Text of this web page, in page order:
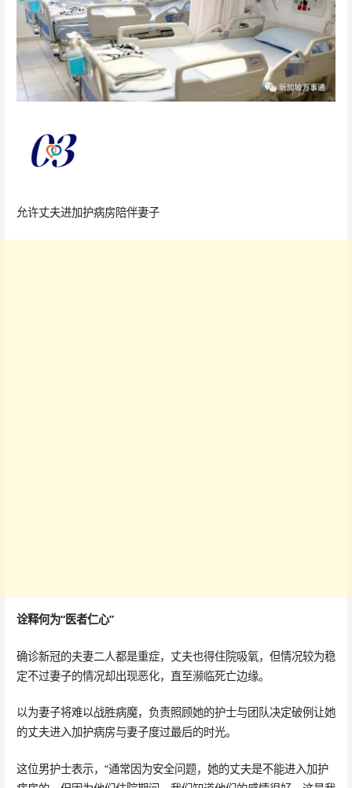
允许丈夫进加护病房陪伴妻子
诠释何为“医者仁心”
确诊新冠的夫妻二人都是重症，丈夫也得住院吸氧，但情况较为稳
定不过妻子的情况却出现恶化，直至濒临死亡边缘。
以为妻子将难以战胜病魔，负责照顾她的护士与团队决定破例让她
的丈夫进入加护病房与妻子度过最后的时光。
这位男护士表示，“通常因为安全问题，她的丈夫是不能进入加护